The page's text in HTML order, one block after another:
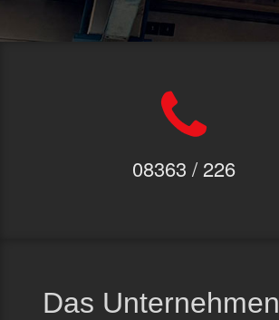
08363 / 226
Das Unternehmen